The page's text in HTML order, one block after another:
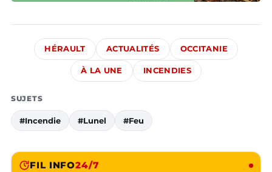
HÉRAULT ACTUALITÉS OCCITANIE
À LA UNE INCENDIES
SUJETS
#Incendie #Lunel #Feu
FIL INFO24/7